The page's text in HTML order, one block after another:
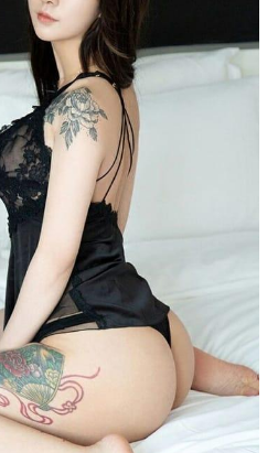
女郎[75P2V-376M]
2024-03-29
沐子熙V[50+1P-135M]
红兔[53P-524MB] 2023-02-18
071 [111P5V-1.46GB]